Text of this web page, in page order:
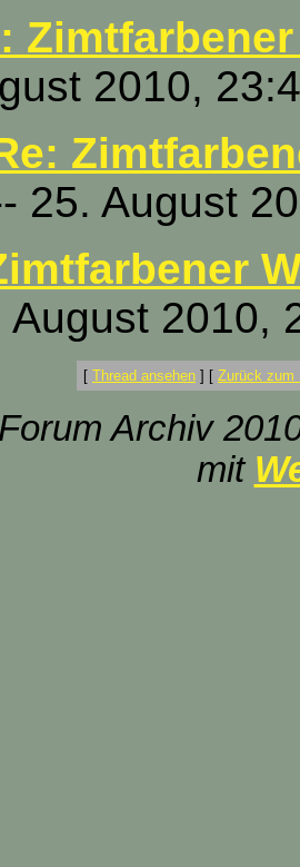
2010,
25. August
August 2010,
[ Thread ansehen ] [ Zurück zum
Archiv
mit